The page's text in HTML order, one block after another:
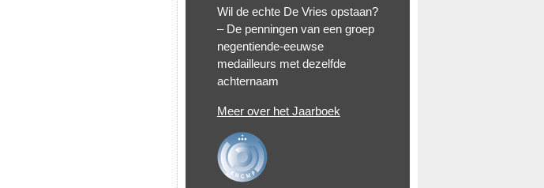
Wil de echte De Vries opstaan?
– De penningen van een groep
negentiende-eeuwse
medailleurs met dezelfde
achternaam
Meer over het Jaarboek